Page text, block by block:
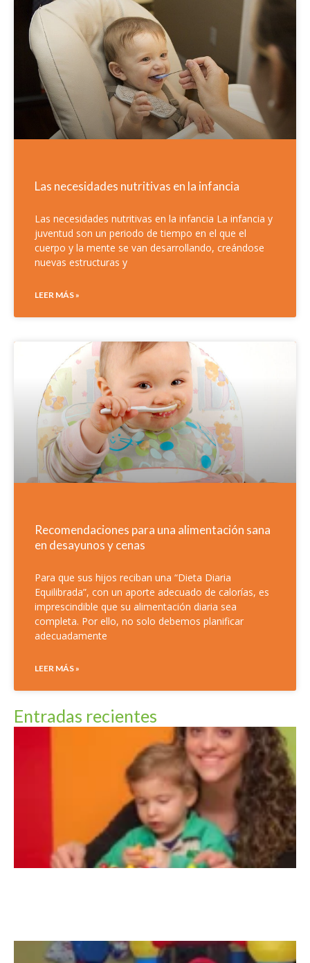
Las necesidades nutritivas en la infancia
Las necesidades nutritivas en la infancia La infancia y
juventud son un periodo de tiempo en el que el
cuerpo y la mente se van desarrollando, creándose
nuevas estructuras y
LEER MÁS »
Recomendaciones para una alimentación sana
en desayunos y cenas
Para que sus hijos reciban una “Dieta Diaria
Equilibrada”, con un aporte adecuado de calorías, es
imprescindible que su alimentación diaria sea
completa. Por ello, no solo debemos planificar
adecuadamente
LEER MÁS »
Entradas recientes